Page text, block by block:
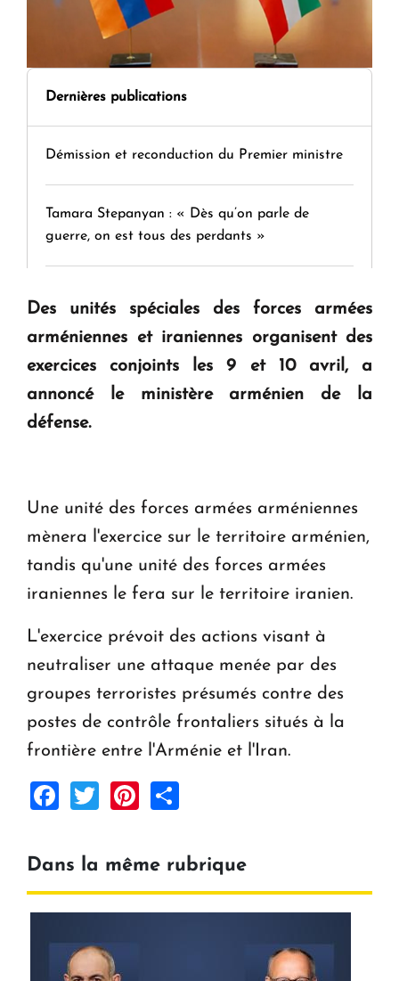
Dernières publications
Démission et reconduction du Premier ministre
Tamara Stepanyan : « Dès qu’on parle de
guerre, on est tous des perdants »
" Tant qu'il n'existe pas d'alternative concrète, la
question d'un référendum ne se pose pas. "
KASA : 30 ans d'audace, de résilience et d'avenir
en Arménie
Des unités spéciales des forces armées
arméniennes et iraniennes organisent des
exercices conjoints les 9 et 10 avril, a
annoncé le ministère arménien de la
défense.
Une unité des forces armées arméniennes
mènera l'exercice sur le territoire arménien,
tandis qu'une unité des forces armées
iraniennes le fera sur le territoire iranien.
L'exercice prévoit des actions visant à
neutraliser une attaque menée par des
groupes terroristes présumés contre des
postes de contrôle frontaliers situés à la
frontière entre l'Arménie et l'Iran.
Facebook
TwitterPinterest
Dans la même rubrique